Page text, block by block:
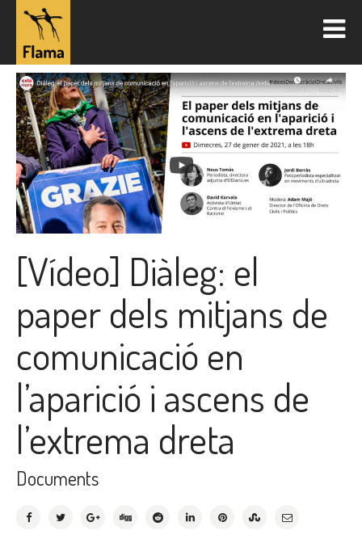
[Vídeo] Diàleg: el
paper dels mitjans de
comunicació en
l’aparició i ascens de
l’extrema dreta
Documents